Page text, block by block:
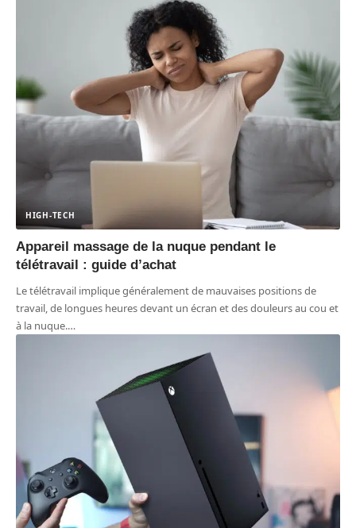
HIGH-TECH
Appareil massage de la nuque pendant le
télétravail : guide d’achat
Le télétravail implique généralement de mauvaises positions de
travail, de longues heures devant un écran et des douleurs au cou et
à la nuque.…